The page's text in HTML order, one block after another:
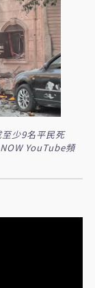
少9名平民死
YouTube頻